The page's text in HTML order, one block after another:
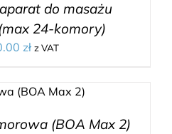
do masażu
24-komory)
zł z VAT
(BOA Max 2)